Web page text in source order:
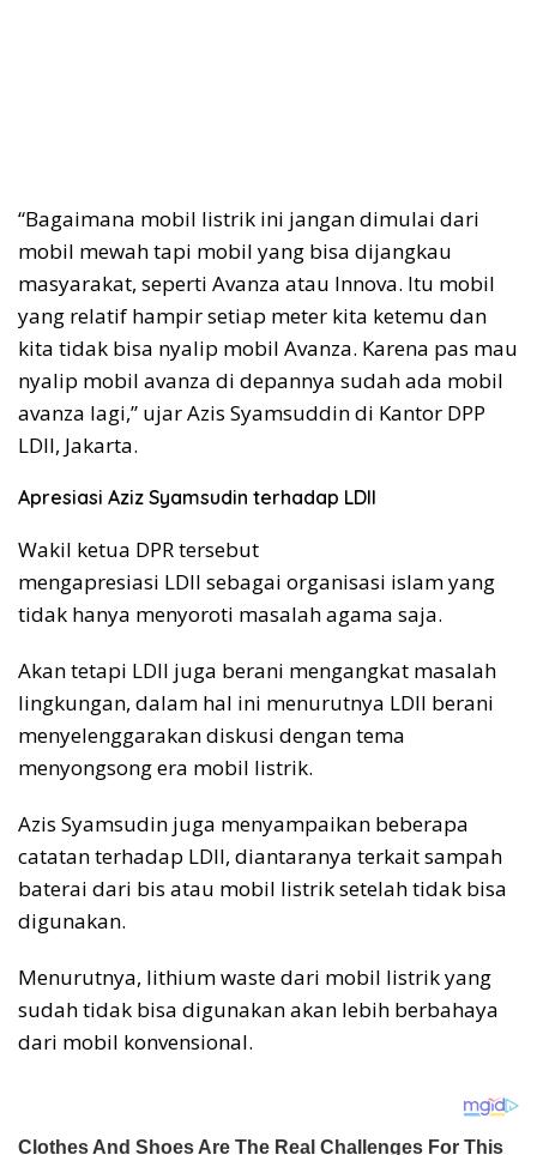
“Bagaimana mobil listrik ini jangan dimulai dari
mobil mewah tapi mobil yang bisa dijangkau
masyarakat, seperti Avanza atau Innova. Itu mobil
yang relatif hampir setiap meter kita ketemu dan
kita tidak bisa nyalip mobil Avanza. Karena pas mau
nyalip mobil avanza di depannya sudah ada mobil
avanza lagi,” ujar Azis Syamsuddin di Kantor DPP
LDII, Jakarta.
Apresiasi Aziz Syamsudin terhadap LDII
Wakil ketua DPR tersebut
mengapresiasi LDII sebagai organisasi islam yang
tidak hanya menyoroti masalah agama saja.
Akan tetapi LDII juga berani mengangkat masalah
lingkungan, dalam hal ini menurutnya LDII berani
menyelenggarakan diskusi dengan tema
menyongsong era mobil listrik.
Azis Syamsudin juga menyampaikan beberapa
catatan terhadap LDII, diantaranya terkait sampah
baterai dari bis atau mobil listrik setelah tidak bisa
digunakan.
Menurutnya, lithium waste dari mobil listrik yang
sudah tidak bisa digunakan akan lebih berbahaya
dari mobil konvensional.